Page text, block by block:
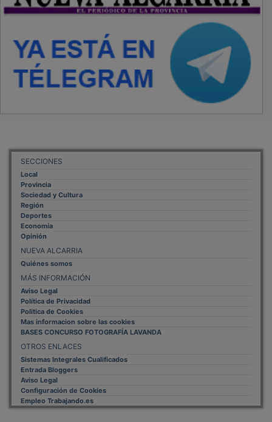
SECCIONES
Local
Provincia
Sociedad y Cultura
Región
Deportes
Economía
Opinión
NUEVA ALCARRIA
Quiénes somos
MÁS INFORMACIÓN
Aviso Legal
Política de Privacidad
Politica de Cookies
Mas informacion sobre las cookies
BASES CONCURSO FOTOGRAFÍA LAVANDA
OTROS ENLACES
Sistemas Integrales Cualificados
Entrada Bloggers
Aviso Legal
Configuración de Cookies
Empleo Trabajando.es